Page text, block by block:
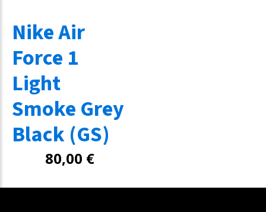
Nike Air
Force 1
Light
Smoke Grey
Black (GS)
80,00 €